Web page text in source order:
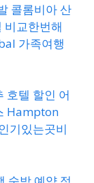
콜롬비아 산
비교한번해
가족여행
호텔 할인 어
Hampton
기있는곳비